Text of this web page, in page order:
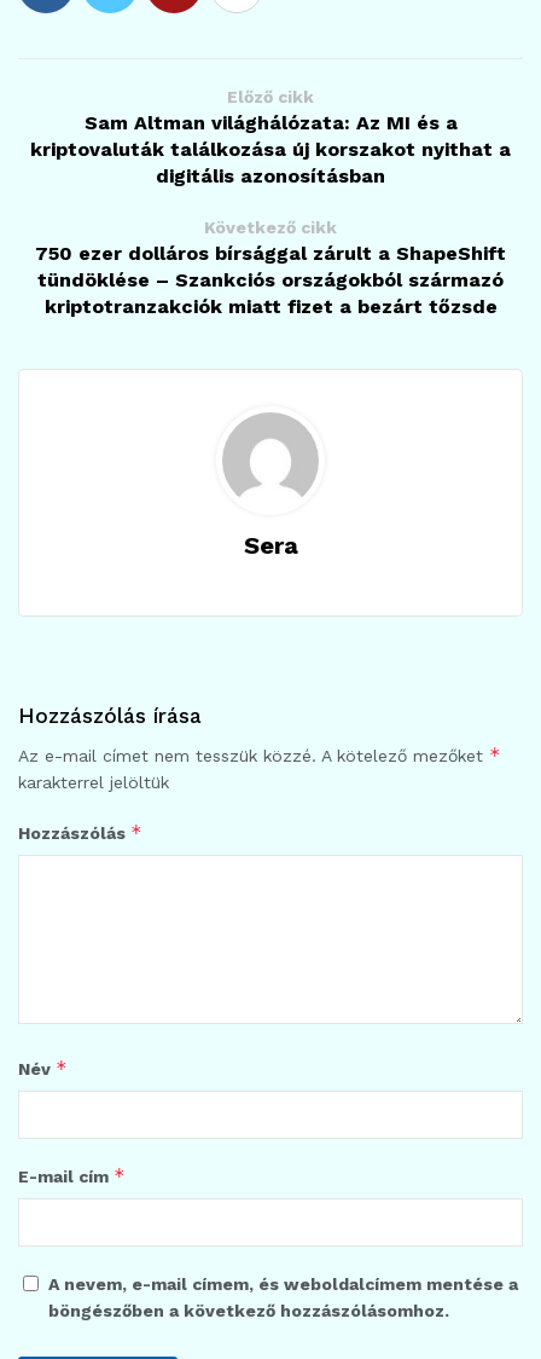
Előző cikk
Sam Altman világhálózata: Az MI és a
kriptovaluták találkozása új korszakot nyithat a
digitális azonosításban
Következő cikk
750 ezer dolláros bírsággal zárult a ShapeShift
tündöklése – Szankciós országokból származó
kriptotranzakciók miatt fizet a bezárt tőzsde
Sera
Hozzászólás írása
Az e-mail címet nem tesszük közzé. A kötelező mezőket *
karakterrel jelöltük
Hozzászólás *
Név *
E-mail cím *
A nevem, e-mail címem, és weboldalcímem mentése a
böngészőben a következő hozzászólásomhoz.